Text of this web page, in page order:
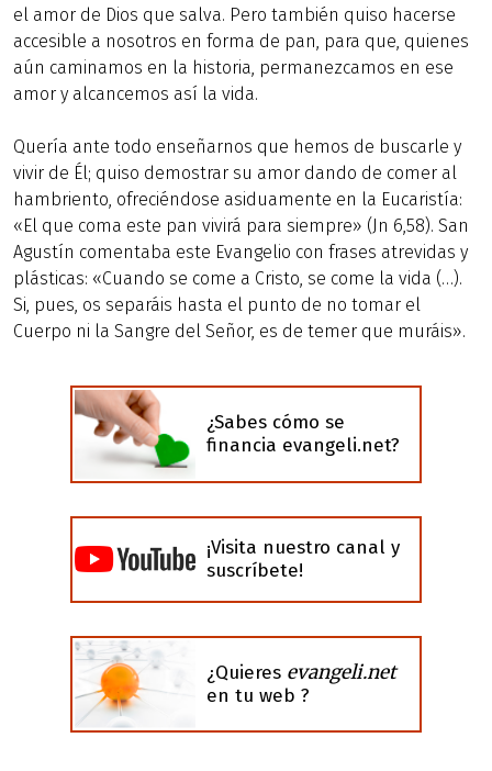
el amor de Dios que salva. Pero también quiso hacerse
accesible a nosotros en forma de pan, para que, quienes
aún caminamos en la historia, permanezcamos en ese
amor y alcancemos así la vida.
Quería ante todo enseñarnos que hemos de buscarle y
vivir de Él; quiso demostrar su amor dando de comer al
hambriento, ofreciéndose asiduamente en la Eucaristía:
«El que coma este pan vivirá para siempre» (Jn 6,58). San
Agustín comentaba este Evangelio con frases atrevidas y
plásticas: «Cuando se come a Cristo, se come la vida (…).
Si, pues, os separáis hasta el punto de no tomar el
Cuerpo ni la Sangre del Señor, es de temer que muráis».
¿Sabes cómo se
financia evangeli.net?
¡Visita nuestro canal y
suscríbete!
¿Quieres evangeli.net
en tu web ?